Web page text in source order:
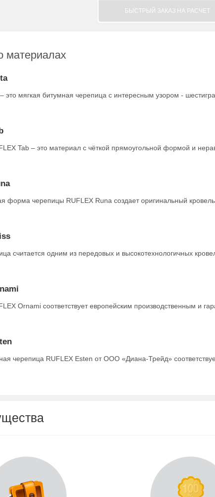
БЫСТРЫЙ ЗАКАЗ НА РАСЧЕТ
материалах
это мягкая битумная черепица с интересным узором -
Tab – это материал с чёткой прямоугольной формой и
форма черепицы RUFLEX Runa создает оригинальный
считается одним из передовых и высокотехнологичных
Ornami соответствует европейским производственным и
черепица RUFLEX Esten от ООО «Диана-Трейд»